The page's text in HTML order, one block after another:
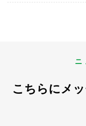
こちらにメ